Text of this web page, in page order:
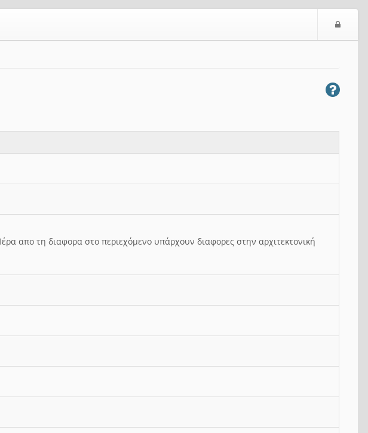
απο τη διαφορα στο περιεχόμενο υπάρχουν διαφορες στην αρχιτεκτονική